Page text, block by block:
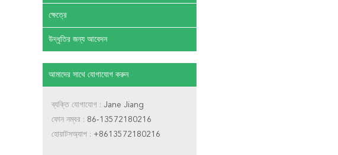
ক্ষেত্রে
উদ্ধৃতির জন্য আবেদন
আমাদের সাথে যোগাযোগ করুন
ব্যক্তি যোগাযোগ : Jane Jiang
ফোন নম্বর : 86-13572180216
হোয়াটসঅ্যাপ : +8613572180216